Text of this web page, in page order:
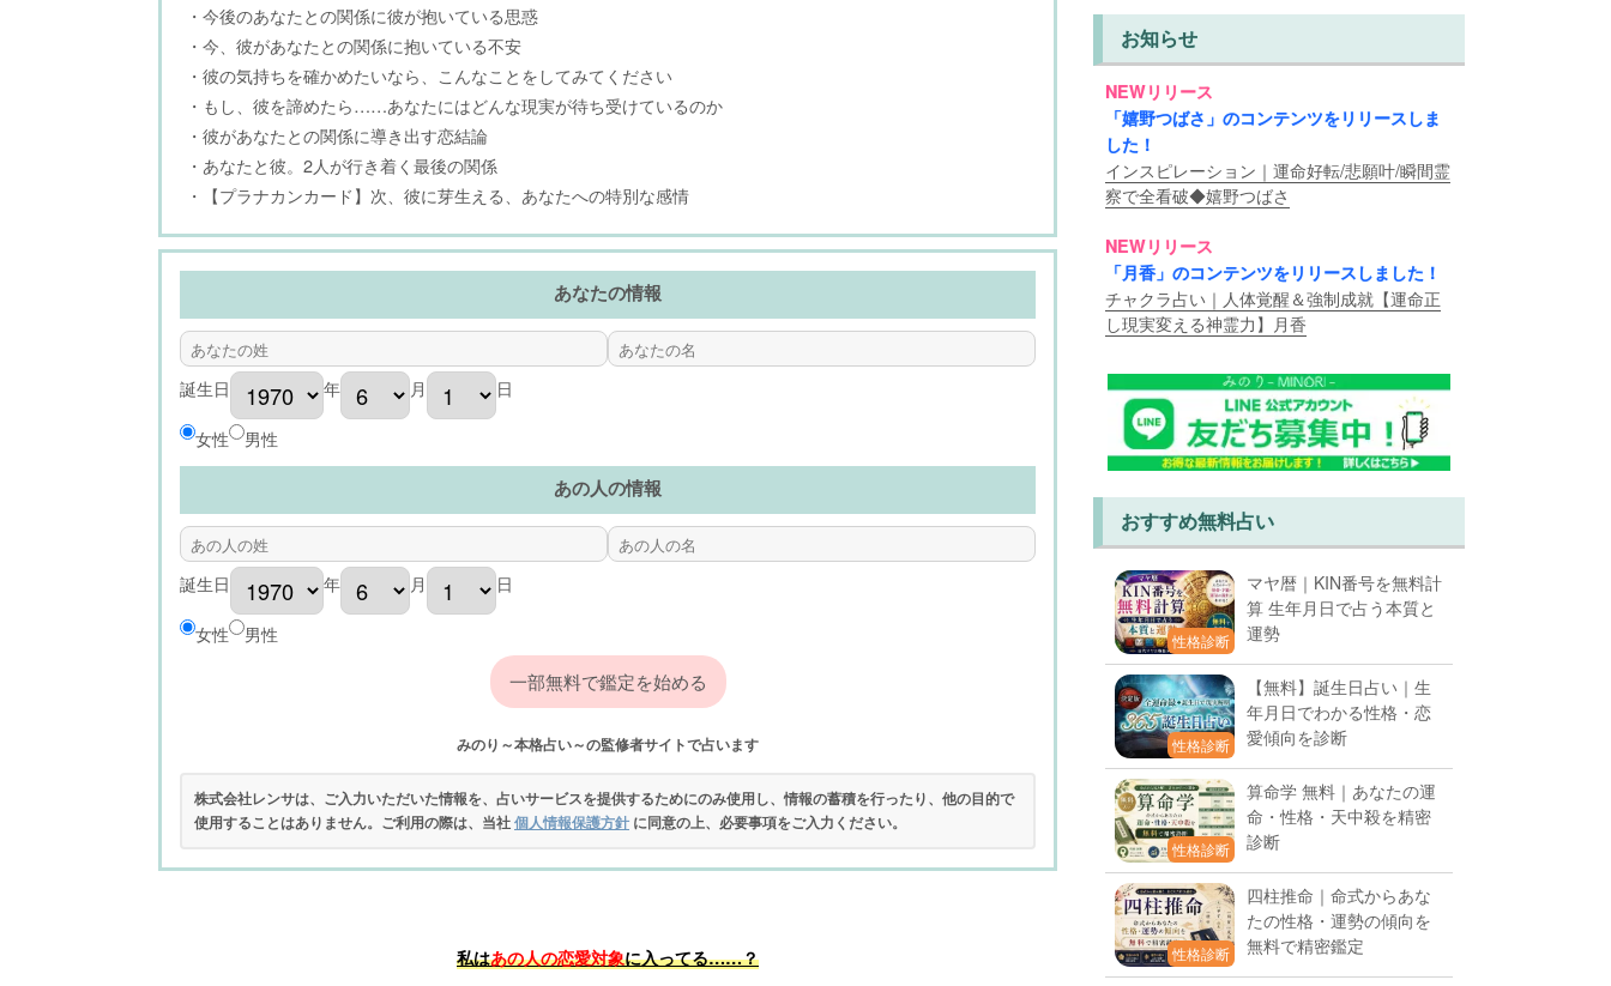
・今後のあなたとの関係に彼が抱いている思惑
・今、彼があなたとの関係に抱いている不安
・彼の気持ちを確かめたいなら、こんなことをしてみてください
・もし、彼を諦めたら……あなたにはどんな現実が待ち受けているのか
・彼があなたとの関係に導き出す恋結論
・あなたと彼。2人が行き着く最後の関係
・【プラナカンカード】次、彼に芽生える、あなたへの特別な感情
あなたの情報
誕生日 年 月 日
女性 男性
あの人の情報
誕生日 年 月 日
女性 男性
みのり～本格占い～の監修者サイトで占います
株式会社レンサは、ご入力いただいた情報を、占いサービスを提供するためにのみ使用し、情報の蓄積を行ったり、他の目的で
使用することはありません。ご利用の際は、当社個人情報保護方針 に同意の上、必要事項をご入力ください。
私はあの人の恋愛対象に入ってる……？
お知らせ
NEWリリース
「嬉野つばさ」のコンテンツをリリースしま
した！
インスピレーション｜運命好転/悲願叶/瞬間霊
察で全看破◆嬉野つばさ
NEWリリース
「月香」のコンテンツをリリースしました！
チャクラ占い｜人体覚醒＆強制成就【運命正
し現実変える神霊力】月香
おすすめ無料占い
性格診断
マヤ暦｜KIN番号を無料計
算 生年月日で占う本質と
運勢
性格診断
【無料】誕生日占い｜生
年月日でわかる性格・恋
愛傾向を診断
性格診断
算命学 無料｜あなたの運
命・性格・天中殺を精密
診断
性格診断
四柱推命｜命式からあな
たの性格・運勢の傾向を
無料で精密鑑定